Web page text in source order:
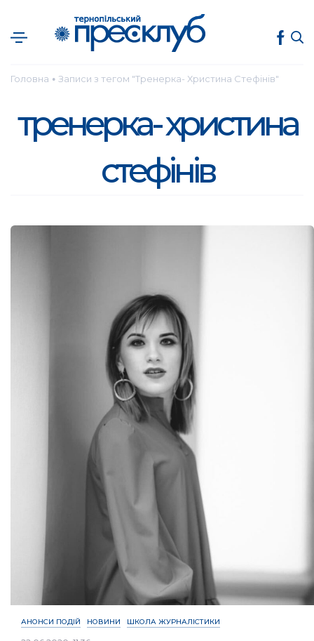
Головна ● Записи з тегом "Тренерка- Христина Стефінів"
тренерка- христина
стефінів
АНОНСИ ПОДІЙ НОВИНИ ШКОЛА ЖУРНАЛІСТИКИ